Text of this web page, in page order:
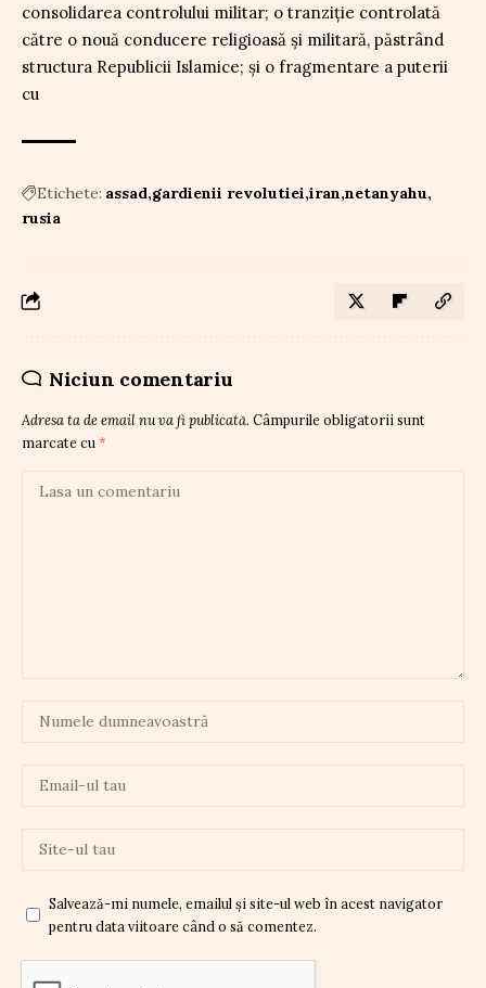
consolidarea controlului militar; o tranziție controlată
către o nouă conducere religioasă și militară, păstrând
structura Republicii Islamice; și o fragmentare a puterii
cu
Etichete: assad gardienii revolutiei iran netanyahu
rusia
Niciun comentariu
Adresa ta de email nu va fi publicată. Câmpurile obligatorii sunt
marcate cu *
Salvează-mi numele, emailul și site-ul web în acest navigator
pentru data viitoare când o să comentez.